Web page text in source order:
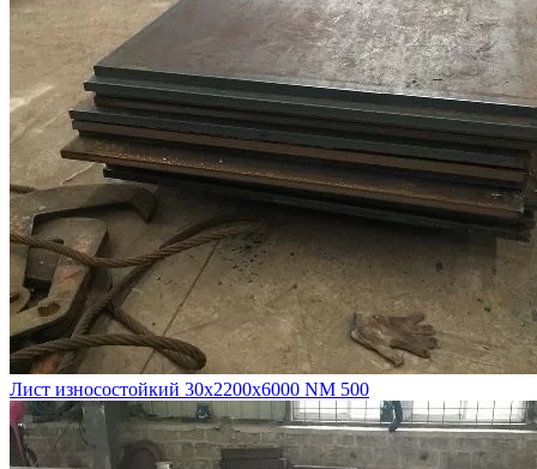
Лист износостойкий 30х2200х6000 NM 500